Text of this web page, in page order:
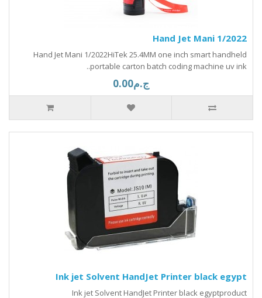
Hand Jet Mani 1/2022
Hand Jet Mani 1/2022HiTek 25.4MM one inch smart handheld
portable carton batch coding machine uv ink..
ج.م0.00
Ink jet Solvent HandJet Printer black egypt
Ink jet Solvent HandJet Printer black egyptproduct